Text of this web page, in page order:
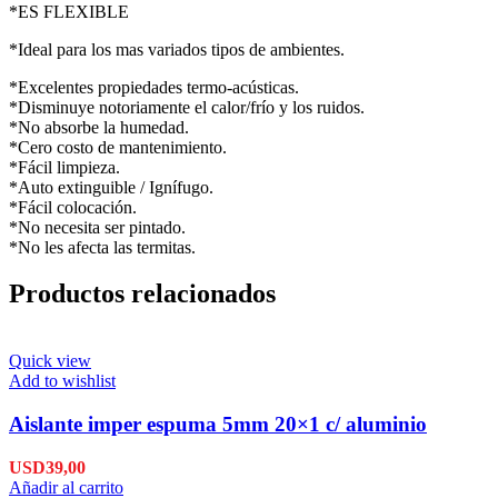
*ES FLEXIBLE
*Ideal para los mas variados tipos de ambientes.
*Excelentes propiedades termo-acústicas.
*Disminuye notoriamente el calor/frío y los ruidos.
*No absorbe la humedad.
*Cero costo de mantenimiento.
*Fácil limpieza.
*Auto extinguible / Ignífugo.
*Fácil colocación.
*No necesita ser pintado.
*No les afecta las termitas.
Productos relacionados
Quick view
Add to wishlist
Aislante imper espuma 5mm 20×1 c/ aluminio
USD39,00
Añadir al carrito